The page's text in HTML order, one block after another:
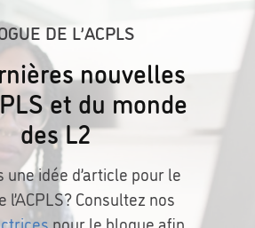
DE L’ACPLS
nouvelles
et du monde
des L2
une idée d’article pour le
l’ACPLS? Consultez nos
pour le blogue afin